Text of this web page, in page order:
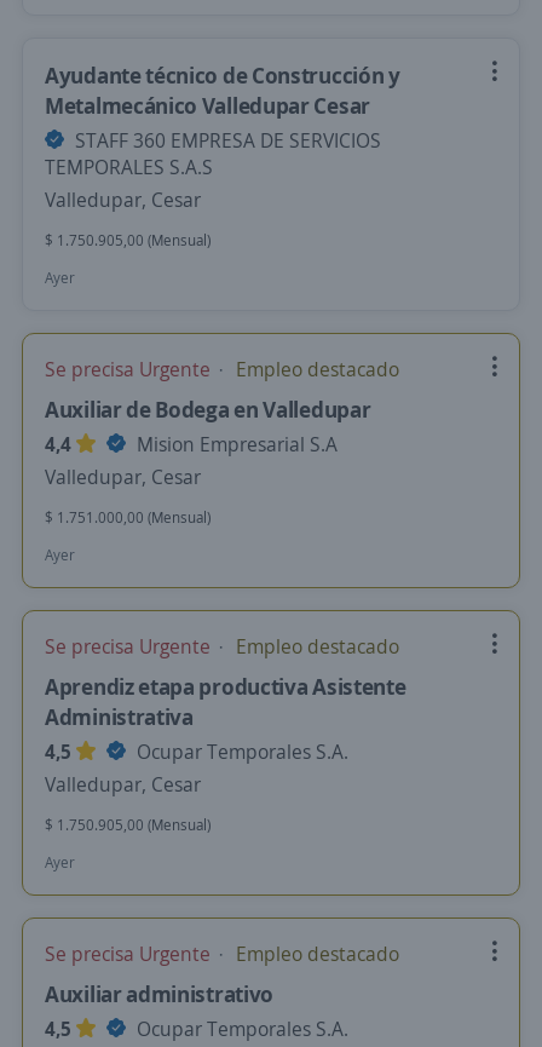
Ayudante técnico de Construcción y
Metalmecánico Valledupar Cesar
STAFF 360 EMPRESA DE SERVICIOS
TEMPORALES S.A.S
Valledupar, Cesar
$ 1.750.905,00 (Mensual)
Ayer
Se precisa Urgente Empleo destacado
Auxiliar de Bodega en Valledupar
4,4
Mision Empresarial S.A
Valledupar, Cesar
$ 1.751.000,00 (Mensual)
Ayer
Se precisa Urgente Empleo destacado
Aprendiz etapa productiva Asistente
Administrativa
4,5
Ocupar Temporales S.A.
Valledupar, Cesar
$ 1.750.905,00 (Mensual)
Ayer
Se precisa Urgente Empleo destacado
Auxiliar administrativo
4,5
Ocupar Temporales S.A.